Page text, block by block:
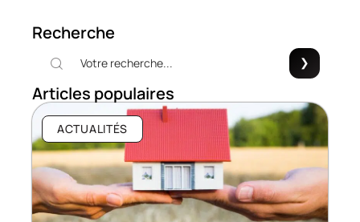
Recherche
Articles populaires
ACTUALITÉS